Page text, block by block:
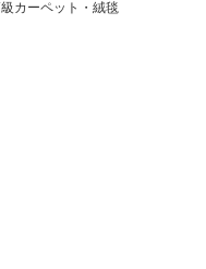
カーペット・絨毯